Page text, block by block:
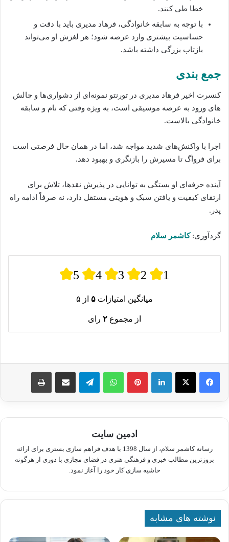
خطا طی کنند.
با توجه به سابقه خانوادگی، فرهاد مدیری باید با دقت و
حساسیت بیشتری وارد عرصه شود؛ هر لغزش او می‌تواند
بازتاب بزرگی داشته باشد.
جمع‌ بندی
کنسرت اخیر فرهاد مدیری در تورنتو نمونه‌ای از دشواری‌ها و چالش‌
های ورود به عرصه موسیقی است، به ویژه وقتی که نام و سابقه
خانوادگی بالاست.
اجرا با واکنش‌های شدید مواجه شد، اما در همان حال فرصتی است
برای فرواگ تا مسیرش را بازنگری و بهبود دهد.
آینده حرفه‌ای او بستگی به توانایی در پذیرش نقدها، تلاش برای
ارتقای کیفیت و یافتن سبک و هویتی مستقل دارد، نه صرفاً ادامه راه
پدر.
گردآوری:کاشمر سلام
5 4 3 2 1
میانگین امتیازات ۵ از ۵
از مجموع ۲ رای
لینکدین پینترستواتس آپ تلگرام اشتراک گذاری از طریق ایمیل چاپ
ادمین سایت
رسانه کاشمر سلام، از سال 1398 با هدف فراهم سازی بستری برای ارائه
بروزترین مطالب خبری و فرهنگی هنری در فضای مجازی با دوری از هرگونه
حاشیه سازی کار خود را آغاز نمود.
نوشته های مشابه